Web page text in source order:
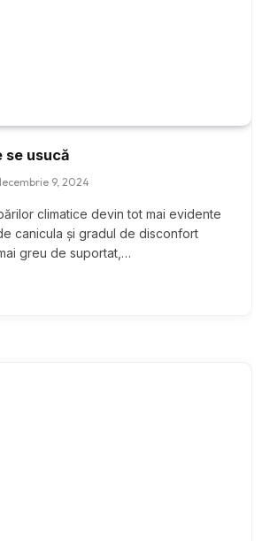
se usucă
9, 2024
climatice devin tot mai evidente
canicula și gradul de disconfort
greu de suportat,…